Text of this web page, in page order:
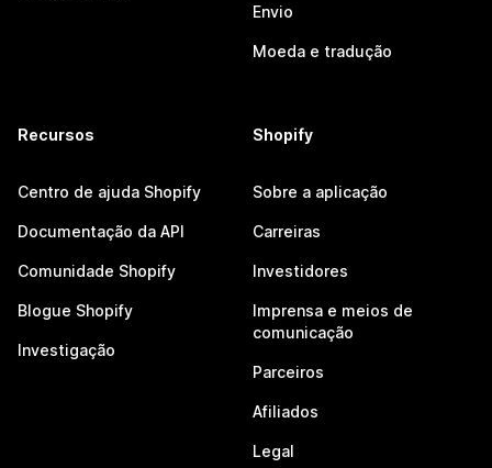
Envio
Moeda e tradução
Recursos
Centro de ajuda Shopify
Documentação da API
Comunidade Shopify
Blogue Shopify
Investigação
Shopify
Sobre a aplicação
Carreiras
Investidores
Imprensa e meios de
comunicação
Parceiros
Afiliados
Legal